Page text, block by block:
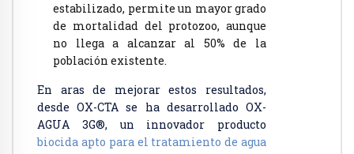
estabilizado, permite un mayor grado
de mortalidad del protozoo, aunque
no llega a alcanzar al 50% de la
población existente.
En aras de mejorar estos resultados,
desde OX-CTA se ha desarrollado OX-
AGUA 3G®, un innovador producto
biocida apto para el tratamiento de agua